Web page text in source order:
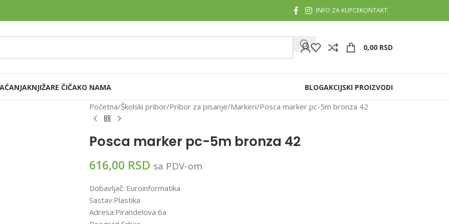
INFO ZA KUPCEKONTAKT
0,00 RSD
KNJIŽARE ČIČAKO NAMA BLOGAKCIJSKI PROIZVODI
Početna Školski pribor Pribor za pisanje Markeri Posca marker pc-5m bronza 42
Posca marker pc-5m bronza 42
616,00 RSD sa PDV-om
Dobavljač: Euroinformatika
Sastav:Plastika
Adresa:Pirandelova 6a